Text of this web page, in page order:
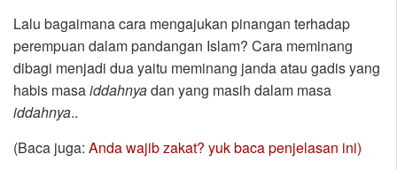
Lalu bagaimana cara mengajukan pinangan terhadap
perempuan dalam pandangan Islam? Cara meminang
dibagi menjadi dua yaitu meminang janda atau gadis yang
habis masaiddahnyadan yang masih dalam masa
iddahnya..
(Baca juga: Anda wajib zakat? yuk baca penjelasan ini)